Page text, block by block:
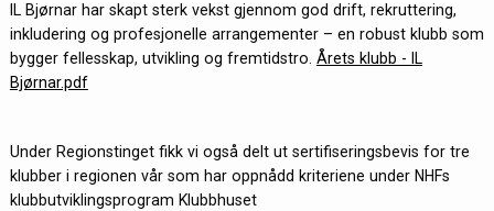
IL Bjørnar har skapt sterk vekst gjennom god drift, rekruttering,
inkludering og profesjonelle arrangementer – en robust klubb som
bygger fellesskap, utvikling og fremtidstro. Årets klubb - IL
Bjørnar.pdf
Under Regionstinget fikk vi også delt ut sertifiseringsbevis for tre
klubber i regionen vår som har oppnådd kriteriene under NHFs
klubbutviklingsprogram Klubbhuset